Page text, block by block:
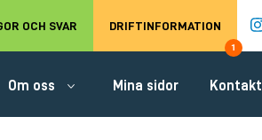
OCH SVAR DRIFTINFORMATION
1
Om oss Mina sidor Kontakt